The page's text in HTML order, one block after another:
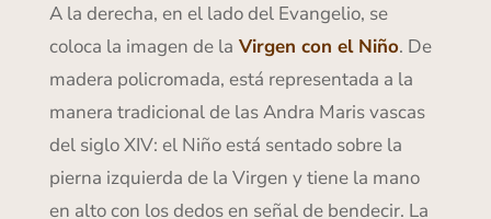
A la derecha, en el lado del Evangelio, se
coloca la imagen de la Virgen con el Niño. De
madera policromada, está representada a la
manera tradicional de las Andra Maris vascas
del siglo XIV: el Niño está sentado sobre la
pierna izquierda de la Virgen y tiene la mano
en alto con los dedos en señal de bendecir. La